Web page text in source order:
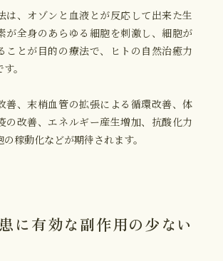
は、オゾンと血液とが反応して出来た生
が全身のあらゆる細胞を刺激し、細胞が
ことが目的の療法で、ヒトの自然治癒力
。
善、末梢血管の拡張による循環改善、体
の改善、エネルギー産生増加、抗酸化力
稼動化などが期待されます。
に有効な副作用の少ない